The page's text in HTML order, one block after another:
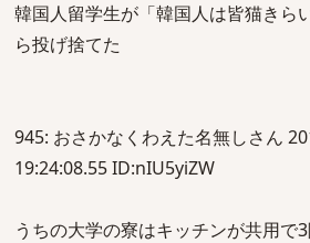
韓国人留学生が「韓国人は皆猫きら
ら投げ捨てた
945: おさかなくわえた名無しさん
19:24:08.55 ID:nIU5yiZW
うちの大学の寮はキッチンが共用で